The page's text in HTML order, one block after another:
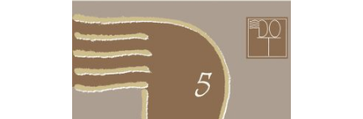
AGGIUNGI AL CARRELLO